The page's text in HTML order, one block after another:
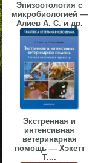
Эпизоотология с
микробиологией —
Алиев А. С. и др.
Экстренная и
интенсивная
ветеринарная
помощь — Хэкетт
Т....